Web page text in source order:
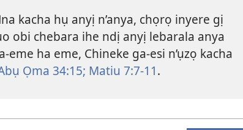
kacha hụ anyị n’anya, chọrọ inyere gị
obi chebara ihe ndị anyị lebarala anya
eme ha eme, Chineke ga-esi n’ụzọ kacha
Ọma 34:15; Matiu 7:7-11.